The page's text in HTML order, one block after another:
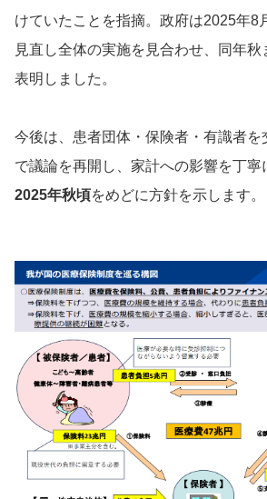
けていたことを指摘。政府は2025年8
見直し全体の実施を見合わせ、同年秋
表明しました。
今後は、患者団体・保険者・有識者を
で議論を再開し、家計への影響を丁寧
2025年秋頃をめどに方針を示します。